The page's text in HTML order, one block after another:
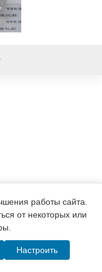
Позвонить
работы сайта.
от некоторых или
Настроить